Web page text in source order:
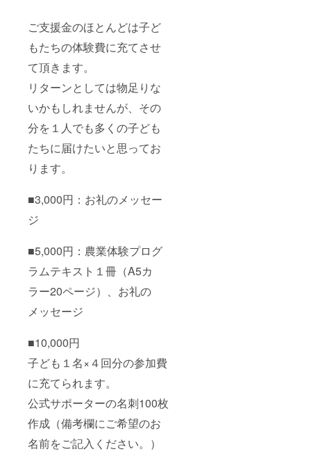
ご支援金のほとんどは子ど
もたちの体験費に充てさせ
て頂きます。
リターンとしては物足りな
いかもしれませんが、その
分を１人でも多くの子ども
たちに届けたいと思ってお
ります。
■3,000円：お礼のメッセー
ジ
■5,000円：農業体験プログ
ラムテキスト１冊（A5カ
ラー20ページ）、お礼の
メッセージ
■10,000円
子ども１名×４回分の参加費
に充てられます。
公式サポーターの名刺100枚
作成（備考欄にご希望のお
名前をご記入ください。）